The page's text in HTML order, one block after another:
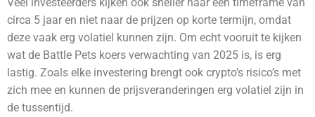
circa 5 jaar en niet naar de prijzen op korte termijn, omdat
deze vaak erg volatiel kunnen zijn. Om echt vooruit te kijken
wat de Battle Pets koers verwachting van 2025 is, is erg
lastig. Zoals elke investering brengt ook crypto’s risico’s met
zich mee en kunnen de prijsveranderingen erg volatiel zijn in
de tussentijd.